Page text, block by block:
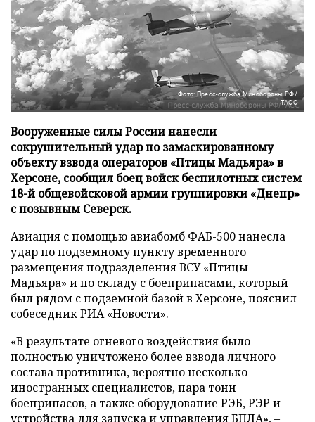
Фото: Пресс-служба Минобороны РФ/
ТАСС
Вооруженные силы России нанесли
сокрушительный удар по замаскированному
объекту взвода операторов «Птицы Мадьяра» в
Херсоне, сообщил боец войск беспилотных систем
18-й общевойсковой армии группировки «Днепр»
с позывным Северск.
Авиация с помощью авиабомб ФАБ-500 нанесла
удар по подземному пункту временного
размещения подразделения ВСУ «Птицы
Мадьяра» и по складу с боеприпасами, который
был рядом с подземной базой в Херсоне, пояснил
собеседникРИА «Новости».
«В результате огневого воздействия было
полностью уничтожено более взвода личного
состава противника, вероятно несколько
иностранных специалистов, пара тонн
боеприпасов, а также оборудование РЭБ, РЭР и
устройства для запуска и управления БПЛА», –